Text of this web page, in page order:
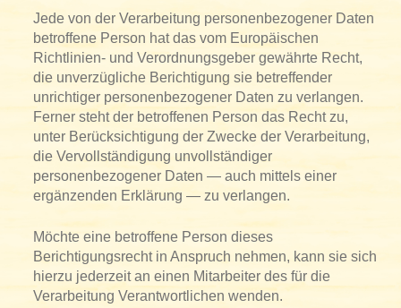
Jede von der Verarbeitung personenbezogener Daten
betroffene Person hat das vom Europäischen
Richtlinien- und Verordnungsgeber gewährte Recht,
die unverzügliche Berichtigung sie betreffender
unrichtiger personenbezogener Daten zu verlangen.
Ferner steht der betroffenen Person das Recht zu,
unter Berücksichtigung der Zwecke der Verarbeitung,
die Vervollständigung unvollständiger
personenbezogener Daten — auch mittels einer
ergänzenden Erklärung — zu verlangen.
Möchte eine betroffene Person dieses
Berichtigungsrecht in Anspruch nehmen, kann sie sich
hierzu jederzeit an einen Mitarbeiter des für die
Verarbeitung Verantwortlichen wenden.